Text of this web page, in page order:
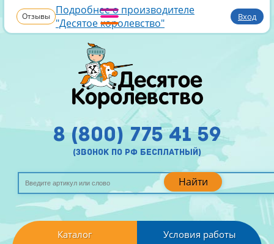
Отзывы Подробнее о производителе
"Десятое королевство"
Вход
Найти
8 (800) 775 41 59
(звонок по рф бесплатный)
Каталог Условия работы